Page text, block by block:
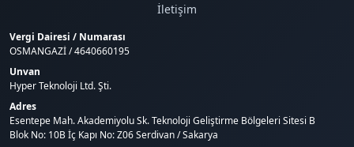
İletişim
Vergi Dairesi / Numarası
OSMANGAZİ / 4640660195
Unvan
Hyper Teknoloji Ltd. Şti.
Adres
Esentepe Mah. Akademiyolu Sk. Teknoloji Geliştirme Bölgeleri Sitesi B
Blok No: 10B İç Kapı No: Z06 Serdivan / Sakarya